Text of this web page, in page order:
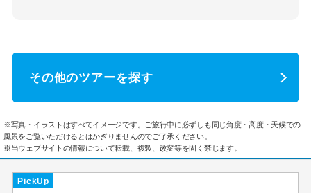
その他のツアーを探す
※写真・イラストはすべてイメージです。ご旅行中に必ずしも同じ角度・高度・天候での
風景をご覧いただけるとはかぎりませんのでご了承ください。
※当ウェブサイトの情報について転載、複製、改変等を固く禁じます。
PickUp